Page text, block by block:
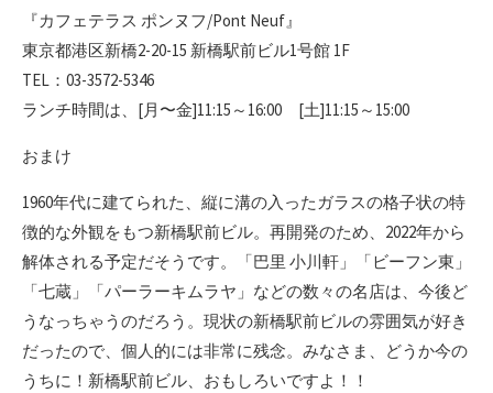
『カフェテラス ポンヌフ/Pont Neuf』
東京都港区新橋2-20-15 新橋駅前ビル1号館 1F
TEL：03-3572-5346
ランチ時間は、[月〜金]11:15～16:00 [土]11:15～15:00
おまけ
1960年代に建てられた、縦に溝の入ったガラスの格子状の特
徴的な外観をもつ新橋駅前ビル。再開発のため、2022年から
解体される予定だそうです。「巴里 小川軒」「ビーフン東」
「七蔵」「パーラーキムラヤ」などの数々の名店は、今後ど
うなっちゃうのだろう。現状の新橋駅前ビルの雰囲気が好き
だったので、個人的には非常に残念。みなさま、どうか今の
うちに！新橋駅前ビル、おもしろいですよ！！